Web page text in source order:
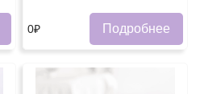
0₽ Подробнее